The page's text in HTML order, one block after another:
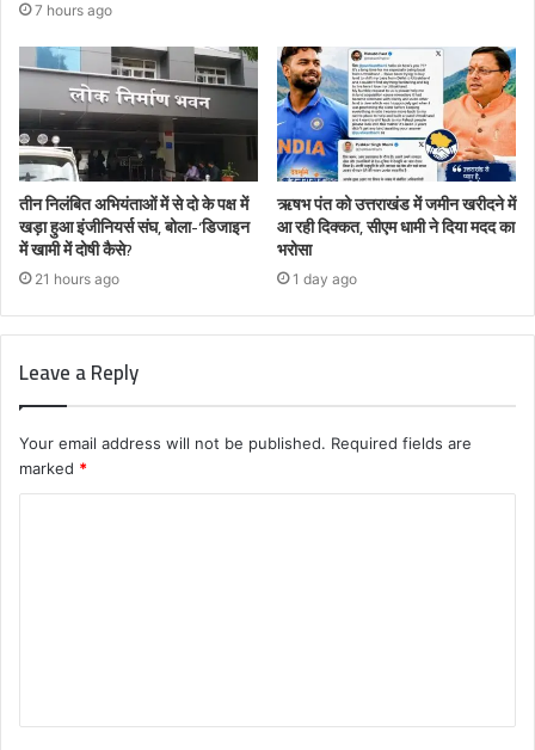
7 hours ago
तीन निलंबित अभियंताओं में से दो के पक्ष में
खड़ा हुआ इंजीनियर्स संघ, बोला-‘डिजाइन
में खामी में दोषी कैसे?
21 hours ago
ऋषभ पंत को उत्तराखंड में जमीन खरीदने में
आ रही दिक्कत, सीएम धामी ने दिया मदद का
भरोसा
1 day ago
Leave a Reply
Your email address will not be published. Required fields are
marked *
t